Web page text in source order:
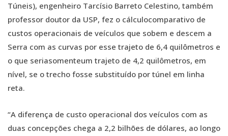
Túneis), engenheiro Tarcísio Barreto Celestino, também
professor doutor da USP, fez o cálculocomparativo de
custos operacionais de veículos que sobem e descem a
Serra com as curvas por esse trajeto de 6,4 quilômetros e
o que seriasomenteum trajeto de 4,2 quilômetros, em
nível, se o trecho fosse substituído por túnel em linha
reta.
“A diferença de custo operacional dos veículos com as
duas concepções chega a 2,2 bilhões de dólares, ao longo